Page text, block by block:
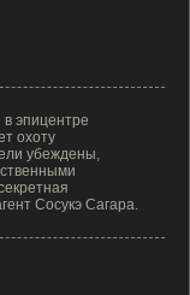
эпицентре
охоту
убеждены,
Сосукэ Сагара.